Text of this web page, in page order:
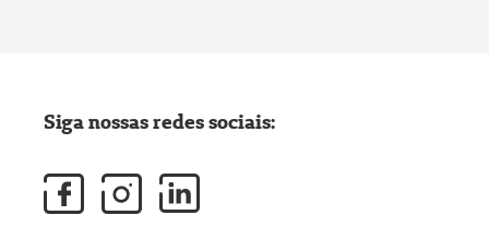
Siga nossas redes sociais: